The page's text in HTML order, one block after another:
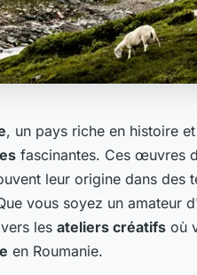
, un pays riche en histoire
fascinantes. Ces œuvres
leur origine dans des
vous soyez un amateur
les ateliers créatifs où
en Roumanie.